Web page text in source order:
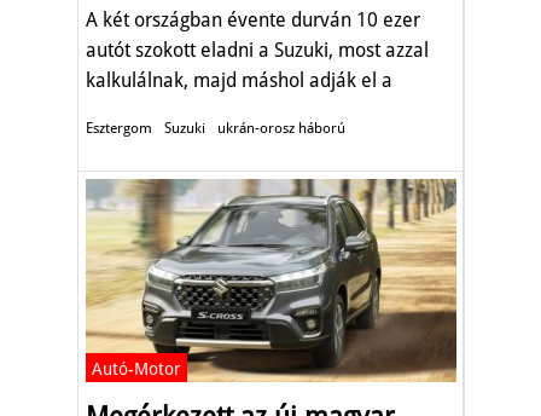
A két országban évente durván 10 ezer
autót szokott eladni a Suzuki, most azzal
kalkulálnak, majd máshol adják el a
Esztergom Suzuki ukrán-orosz háború
Autó-Motor